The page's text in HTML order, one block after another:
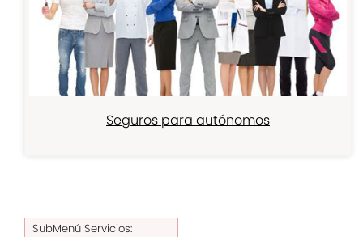
Seguros para autónomos
SubMenú Servicios: